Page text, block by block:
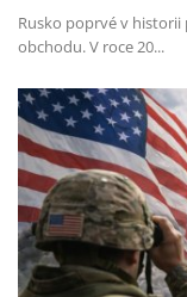
Rusko poprvé v
obchodu. V roce 20...